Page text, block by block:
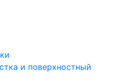
и поверхностный